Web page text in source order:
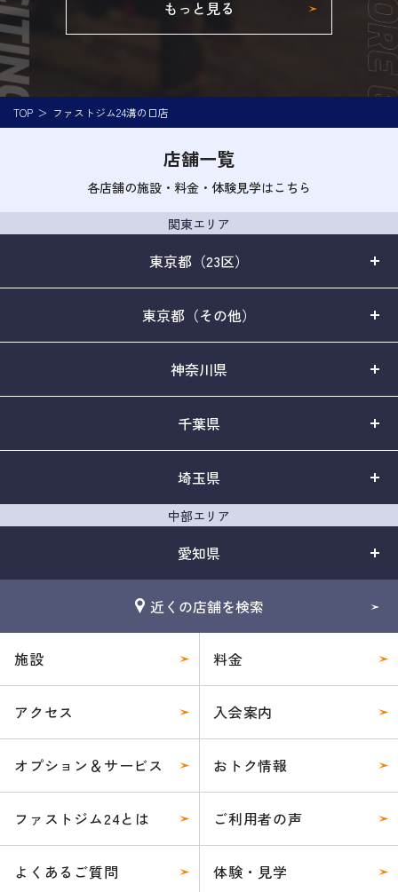
もっと見る
TOP ファストジム24溝の口店
店舗一覧
各店舗の施設・料金・体験見学はこちら
関東エリア
東京都（23区）
東京都（その他）
神奈川県
千葉県
埼玉県
中部エリア
愛知県
近くの店舗を検索
施設 料金
アクセス 入会案内
オプション＆サービス おトク情報
ファストジム24とは ご利用者の声
よくあるご質問 体験・見学